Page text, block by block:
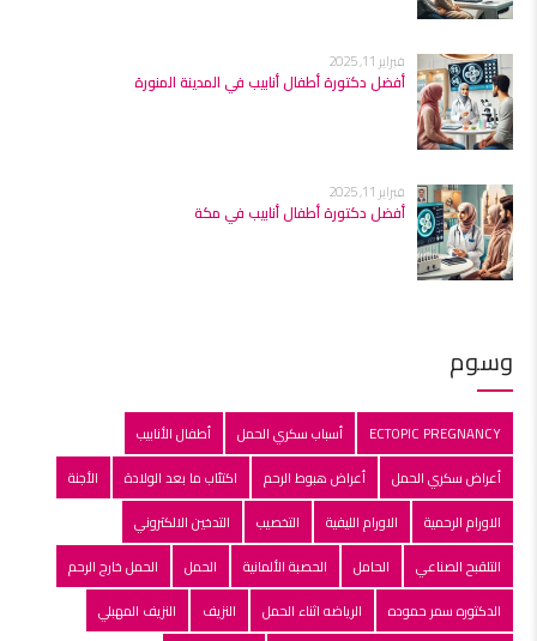
فبراير 11, 2025
أفضل دكتورة أطفال أنابيب في المدينة المنورة
فبراير 11, 2025
أفضل دكتورة أطفال أنابيب في مكة
وسوم
ECTOPIC PREGNANCY أسباب سكري الحمل
أطفال الأنابيب
أعراض سكري الحمل
أعراض هبوط الرحم اكتئاب ما بعد الولادة
الأجنة
الاورام الرحمية
الاورام الليفية التخصيب
التدخين الالكتروني
التلقبح الصناعي
الحامل الحصبة الألمانية الحمل
الحمل خارج الرحم
الدكتوره سمر حموده
الرياضه اثناء الحمل النزيف
النزيف المهبلي